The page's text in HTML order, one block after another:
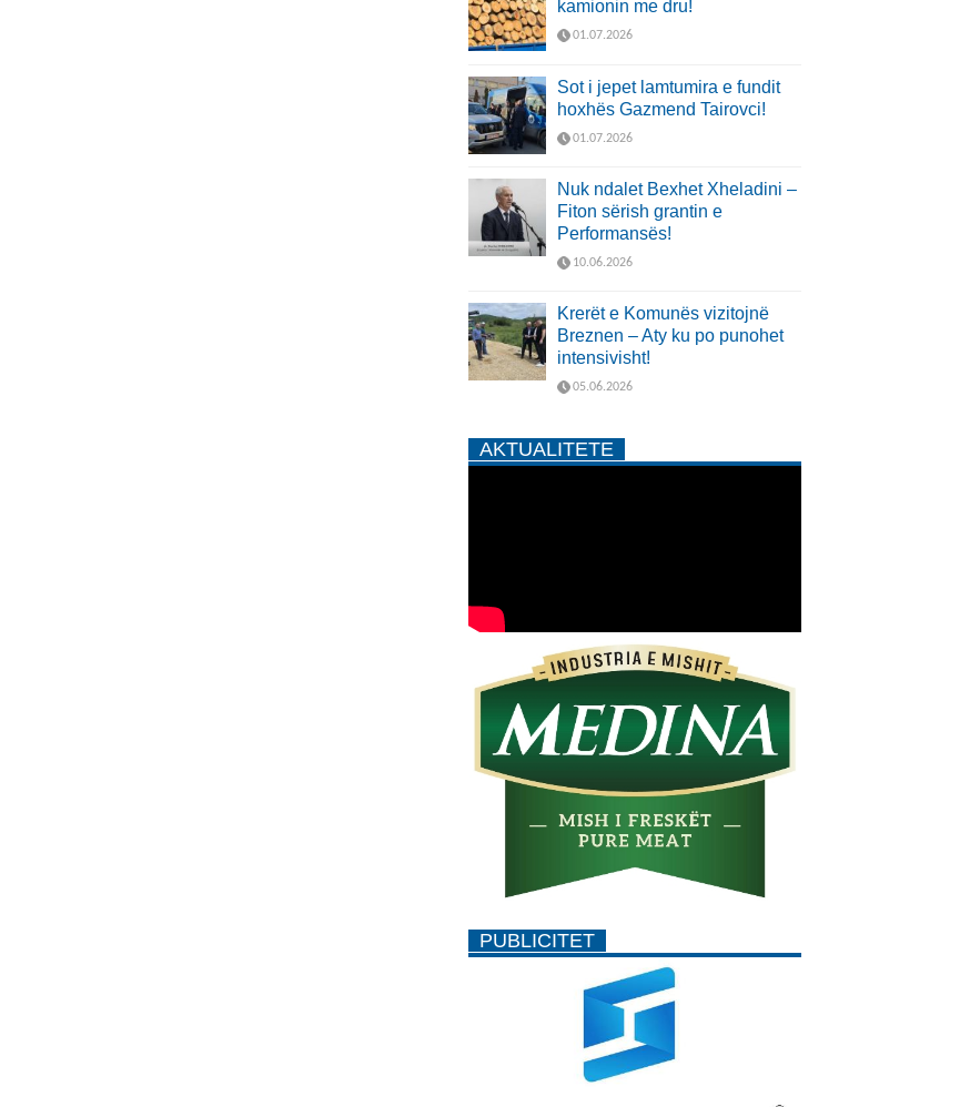
kamionin me dru!
01.07.2026
Sot i jepet lamtumira e fundit
hoxhës Gazmend Tairovci!
01.07.2026
Nuk ndalet Bexhet Xheladini –
Fiton sërish grantin e
Performansës!
10.06.2026
Krerët e Komunës vizitojnë
Breznen – Aty ku po punohet
intensivisht!
05.06.2026
AKTUALITETE
PUBLICITET